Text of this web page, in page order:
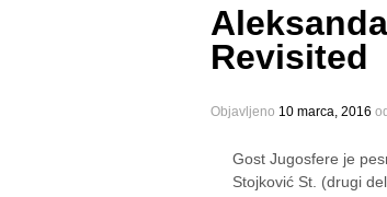
Revisited
Objavljeno 10 marca, 2016
Gost Jugosfere je
Stojković St. (drugi